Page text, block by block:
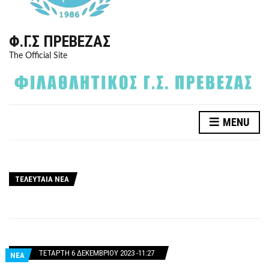
Φ.Γ.Σ ΠΡΈΒΕΖΑΣ
The Official Site
MENU
ΤΕΛΕΥΤΑΙΑ ΝΕΑ
ΝΕΑ ΤΕΤΆΡΤΗ 6 ΔΕΚΕΜΒΡΊΟΥ 2023 -11:27